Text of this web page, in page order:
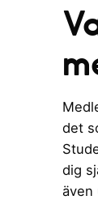
det
dig
även